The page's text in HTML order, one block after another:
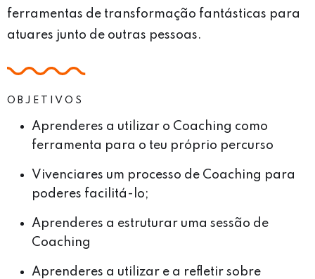
ferramentas de transformação fantásticas para
atuares junto de outras pessoas.
OBJETIVOS
Aprenderes a utilizar o Coaching como
ferramenta para o teu próprio percurso
Vivenciares um processo de Coaching para
poderes facilitá-lo;
Aprenderes a estruturar uma sessão de
Coaching
Aprenderes a utilizar e a refletir sobre